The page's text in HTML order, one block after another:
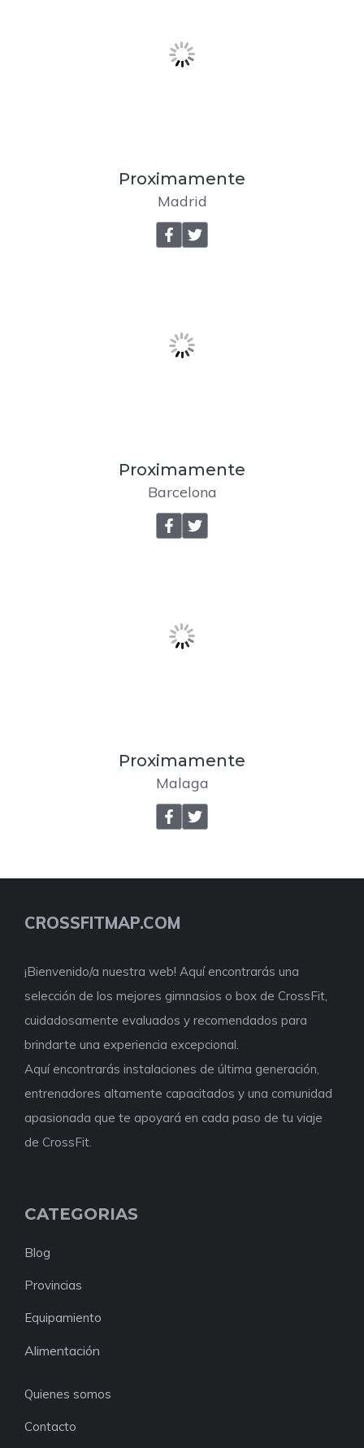
Proximamente
Madrid
Proximamente
Barcelona
Proximamente
Malaga
CROSSFITMAP.COM
¡Bienvenido/a nuestra web! Aquí encontrarás una
selección de los mejores gimnasios o box de CrossFit,
cuidadosamente evaluados y recomendados para
brindarte una experiencia excepcional.
Aquí encontrarás instalaciones de última generación,
entrenadores altamente capacitados y una comunidad
apasionada que te apoyará en cada paso de tu viaje
de CrossFit.
CATEGORIAS
Blog
Provincias
Equipamiento
Alimentación
Quienes somos
Contacto